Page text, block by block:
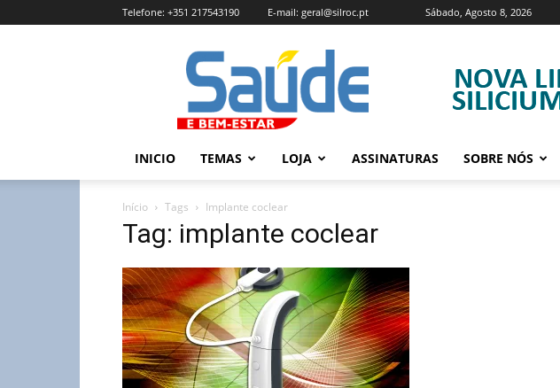
Sábado, Agosto 8, 2026
Telefone: +351 217543190 E-mail: geral@silroc.pt
Revista
Saúde
e
Bem
Estar
Edição
INICIO TEMAS LOJA ASSINATURAS SOBRE NÓS
Início Tags Implante coclear
Tag: implante coclear